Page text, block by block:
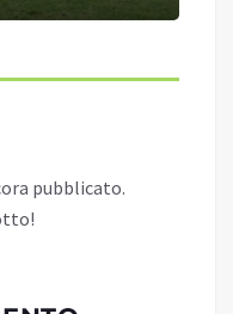
pubblicato.